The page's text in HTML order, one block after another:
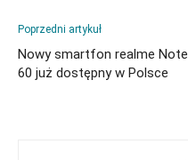
Poprzedni artykuł
Nowy smartfon realme Note
60 już dostępny w Polsce